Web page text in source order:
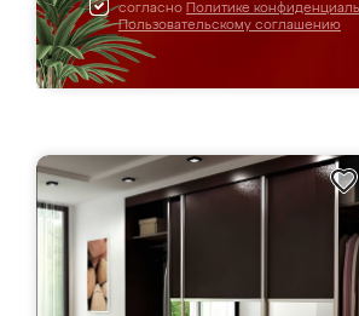
согласно Политике
Пользовательскому соглашению